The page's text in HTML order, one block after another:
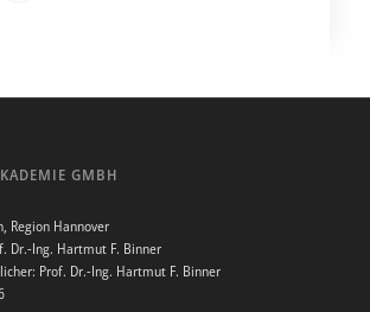
GMBH
Region Hannover
Dr.-Ing. Hartmut F. Binner
Prof. Dr.-Ing. Hartmut F. Binner